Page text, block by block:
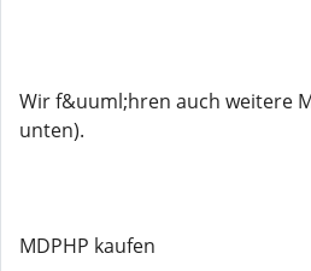
Wir f&uuml;hren auch weitere
unten).
MDPHP kaufen